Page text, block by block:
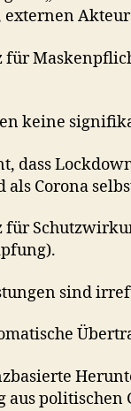
für
keine
dass
Corona
für
sind
aus politischen